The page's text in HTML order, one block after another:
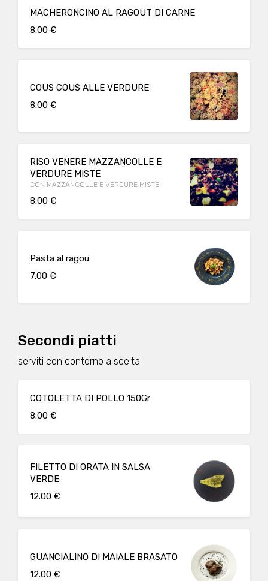
MACHERONCINO AL RAGOUT DI CARNE
8.00 €
COUS COUS ALLE VERDURE
8.00 €
RISO VENERE MAZZANCOLLE E
VERDURE MISTE
CON MAZZANCOLLE E VERDURE MISTE
8.00 €
Pasta al ragou
7.00 €
Secondi piatti
serviti con contorno a scelta
COTOLETTA DI POLLO 150Gr
8.00 €
FILETTO DI ORATA IN SALSA
VERDE
12.00 €
GUANCIALINO DI MAIALE BRASATO
12.00 €